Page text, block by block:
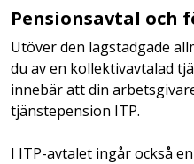
Pensionsavtal och
Utöver den lagstadgade
du av en kollektivavtalad
innebär att din
tjänstepension ITP.
I ITP-avtalet ingår också